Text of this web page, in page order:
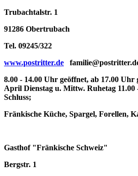
Trubachtalstr. 1
91286 Obertrubach
Tel. 09245/322
www.postritter.de
8.00 - 14.00 Uhr geöffnet, ab 17.00
April Dienstag u. Mittw. Ruhetag 11.00
Schluss;
Fränkische Küche, Spargel, Forellen,
Gasthof "Fränkische Schweiz"
Bergstr. 1